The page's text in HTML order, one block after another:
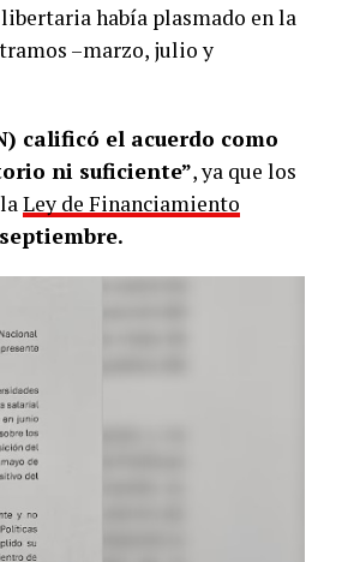
había plasmado en la
–marzo, julio y
calificó el acuerdo como
ni suficiente”, ya que los
Ley de Financiamiento